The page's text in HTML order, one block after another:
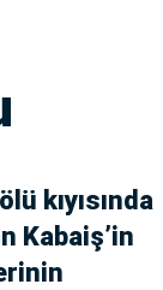
kıyısında
Kabaiş’in